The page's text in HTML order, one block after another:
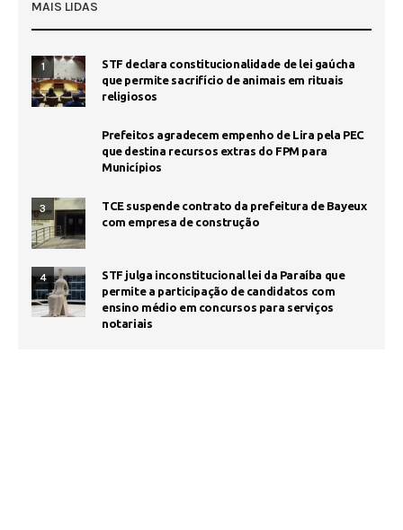
MAIS LIDAS
1
STF declara constitucionalidade de lei gaúcha
que permite sacrifício de animais em rituais
religiosos
Prefeitos agradecem empenho de Lira pela PEC
que destina recursos extras do FPM para
Municípios
3
TCE suspende contrato da prefeitura de Bayeux
com empresa de construção
4
STF julga inconstitucional lei da Paraíba que
permite a participação de candidatos com
ensino médio em concursos para serviços
notariais